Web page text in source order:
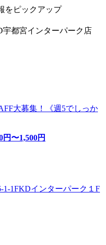
をピックアップ
宇都宮インターパーク店
大募集！《週5でしっか
円〜1,500円
1FKDインターパーク１F